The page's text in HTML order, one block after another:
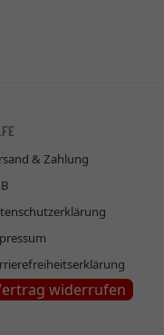
& Zahlung
widerrufen